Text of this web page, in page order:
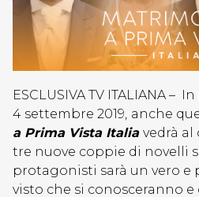
ESCLUSIVA TV ITALIANA –
4 settembre 2019, anche
a Prima Vista Italia vedrà
tre nuove coppie di novelli
protagonisti sarà un vero
visto che si conosceranno e